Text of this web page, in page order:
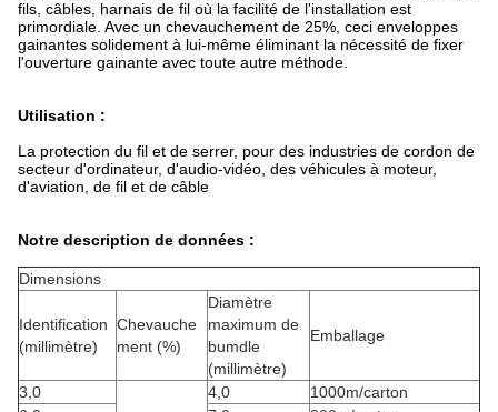
fils, câbles, harnais de fil où la facilité de l'installation est
primordiale. Avec un chevauchement de 25%, ceci enveloppes
gainantes solidement à lui-même éliminant la nécessité de fixer
l'ouverture gainante avec toute autre méthode.
Utilisation :
La protection du fil et de serrer, pour des industries de cordon de
secteur d'ordinateur, d'audio-vidéo, des véhicules à moteur,
d'aviation, de fil et de câble
Notre description de données :
Dimensions
Identification
(millimètre)
Chevauche
ment (%)
Diamètre
maximum de
bumdle
(millimètre)
Emballage
3,0 4,0
1000m/carton